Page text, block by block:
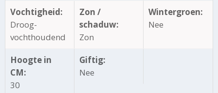
Vochtigheid:
Droog-
vochthoudend
Zon /
schaduw:
Zon
Wintergroen:
Nee
Hoogte in
CM:
30
Giftig:
Nee